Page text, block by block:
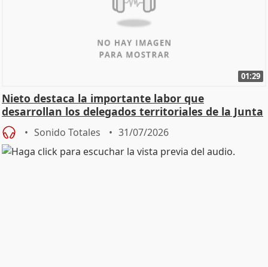
01:29
Nieto destaca la importante labor que
desarrollan los delegados territoriales de la Junta
Sonido Totales 31/07/2026